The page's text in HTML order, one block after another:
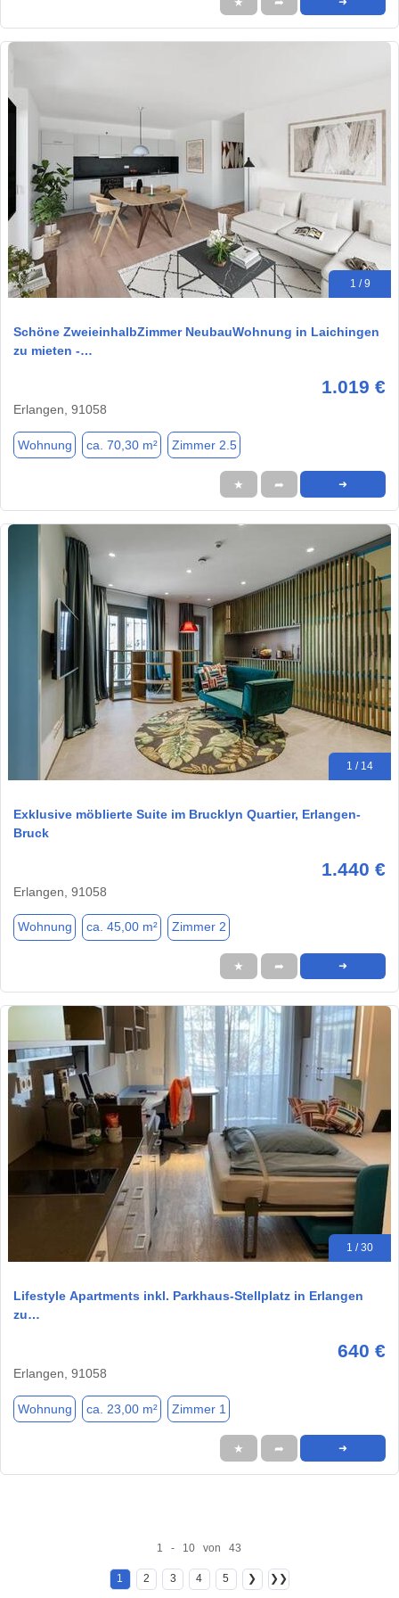
1 / 9
Schöne ZweieinhalbZimmer NeubauWohnung in Laichingen
zu mieten -…
1.019 €
Erlangen, 91058
Wohnung ca. 70,30 m² Zimmer 2.5
★ ➦ ➜
1 / 14
Exklusive möblierte Suite im Brucklyn Quartier, Erlangen-
Bruck
1.440 €
Erlangen, 91058
Wohnung ca. 45,00 m² Zimmer 2
★ ➦ ➜
1 / 30
Lifestyle Apartments inkl. Parkhaus-Stellplatz in Erlangen
zu…
640 €
Erlangen, 91058
Wohnung ca. 23,00 m² Zimmer 1
★ ➦ ➜
1 - 10 von 43
1 2 3 4 5 ❯ ❯❯